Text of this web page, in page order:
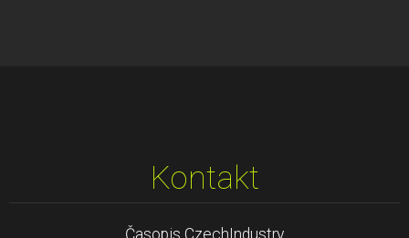
Kontakt
Časopis CzechIndustry